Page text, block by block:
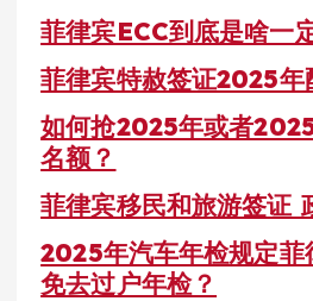
菲律宾ECC到底是啥一
菲律宾特赦签证2025年
如何抢2025年或者
名额？
菲律宾移民和旅游签证
2025年汽车年检规定菲
免去过户年检？